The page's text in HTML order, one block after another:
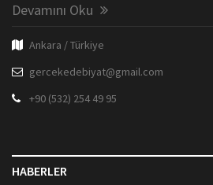
Devamını Oku
Ankara / Türkiye
gercekedebiyat@gmail.com
+90 (532) 254 49 95
HABERLER